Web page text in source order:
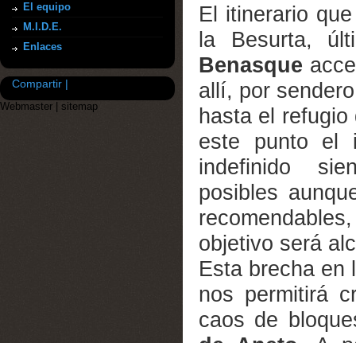
El itinerario
la Besurta,
Benasque
allí, por
hasta el
este punto el
indefinido
posibles
objetivo será
Esta brecha en
nos permitirá
caos de
El equipo
M.I.D.E.
Enlaces
Compartir |
Webmaster
sitemap